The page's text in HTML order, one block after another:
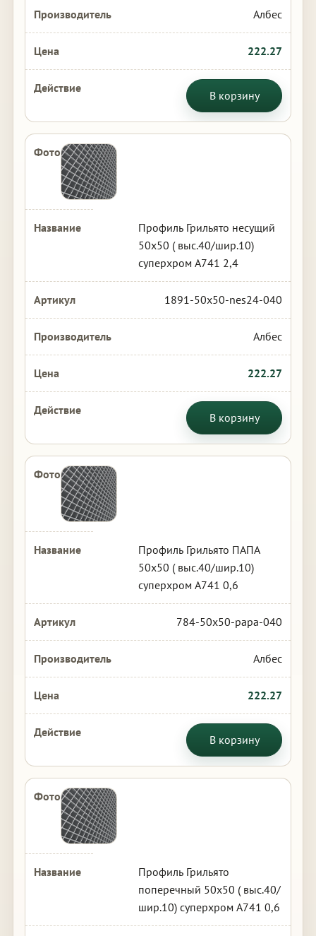
Албес
222.27
В корзину
Профиль Грильято несущий
50х50 ( выс.40/шир.10)
суперхром А741 2,4
1891-50x50-nes24-040
Албес
222.27
В корзину
Профиль Грильято ПАПА
50х50 ( выс.40/шир.10)
суперхром А741 0,6
784-50x50-papa-040
Албес
222.27
В корзину
Профиль Грильято
поперечный 50х50 ( выс.40/
шир.10) суперхром А741 0,6